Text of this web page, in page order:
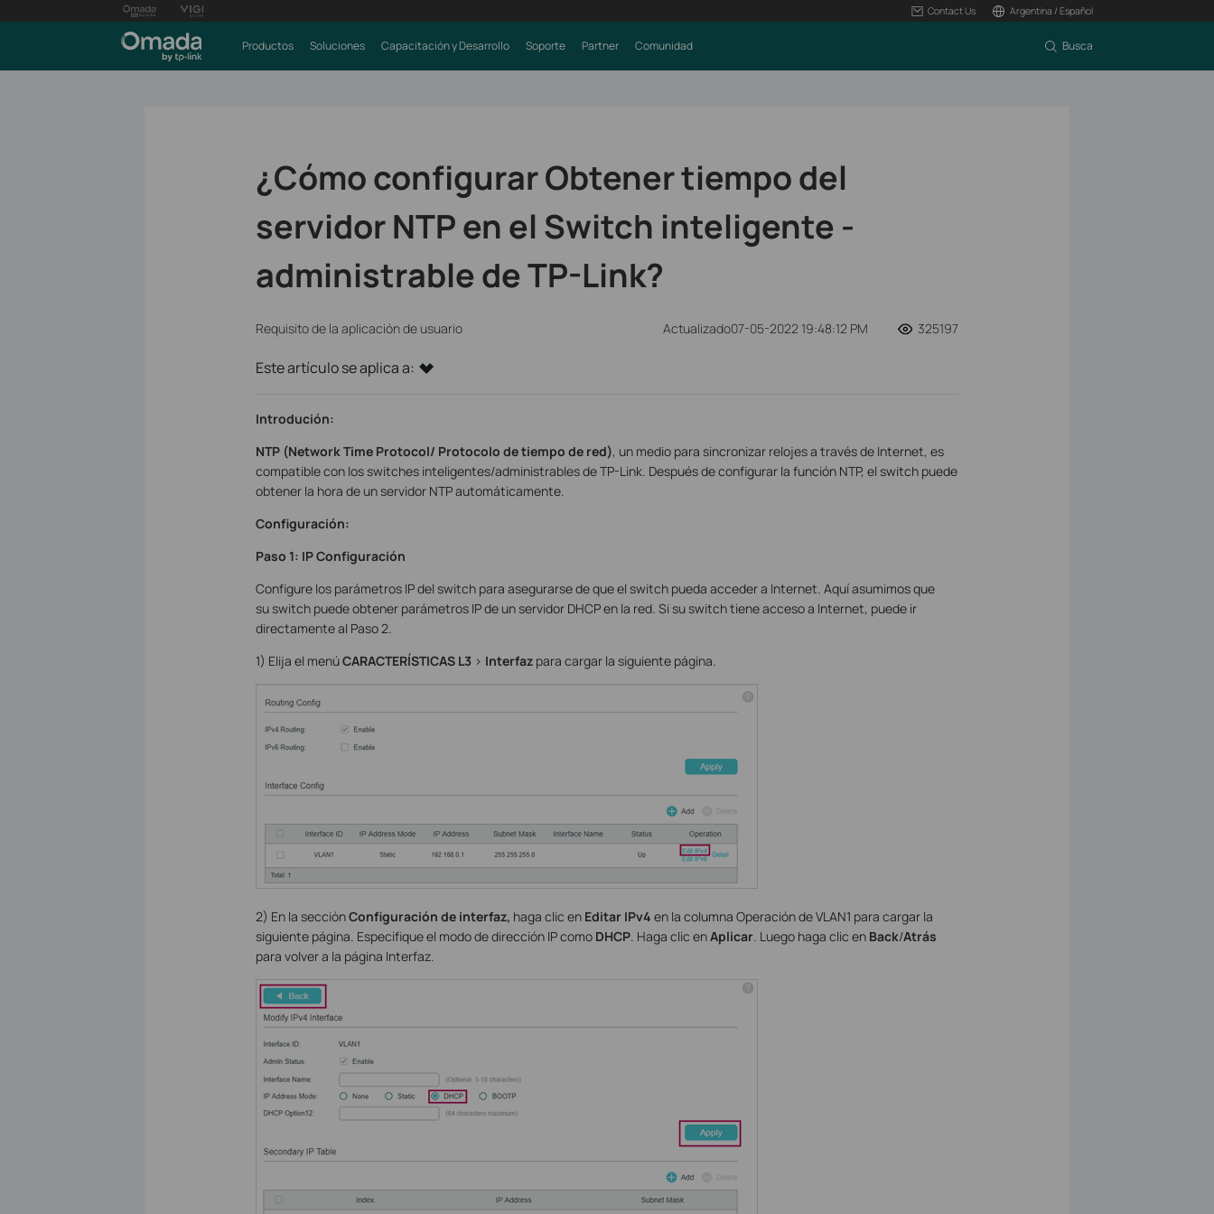
Contact Us Argentina / Español
Productos Soluciones Capacitación y Desarrollo Soporte Partner Comunidad Busca
¿Cómo configurar Obtener tiempo del
servidor NTP en el Switch inteligente -
administrable de TP-Link?
Requisito de la aplicación de usuario Actualizado07-05-2022 19:48:12 PM 325197
Este artículo se aplica a:
Introdución:
NTP (Network Time Protocol/ Protocolo de tiempo de red), un medio para sincronizar relojes a través de Internet, es
compatible con los switches inteligentes/administrables de TP-Link. Después de configurar la función NTP, el switch puede
obtener la hora de un servidor NTP automáticamente.
Configuración:
Paso 1: IP Configuración
Configure los parámetros IP del switch para asegurarse de que el switch pueda acceder a Internet. Aquí asumimos que
su switch puede obtener parámetros IP de un servidor DHCP en la red. Si su switch tiene acceso a Internet, puede ir
directamente al Paso 2.
1) Elija el menúCARACTERÍSTICAS L3> Interfaz para cargar la siguiente página.
2) En la secciónConfiguración de interfaz, haga clic enEditar IPv4 en la columna Operación de VLAN1 para cargar la
siguiente página. Especifique el modo de dirección IP como DHCP. Haga clic enAplicar. Luego haga clic en Back/Atrás
para volver a la página Interfaz.